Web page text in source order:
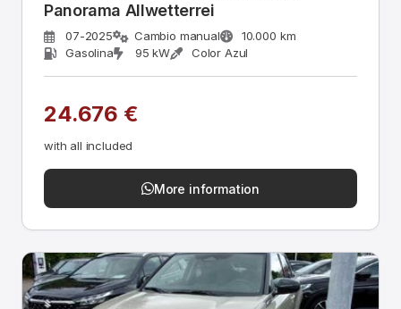
Panorama Allwetterrei
07-2025 Cambio manual
10.000 km
Gasolina
95 kW Color Azul
24.676 €
with all included
More information